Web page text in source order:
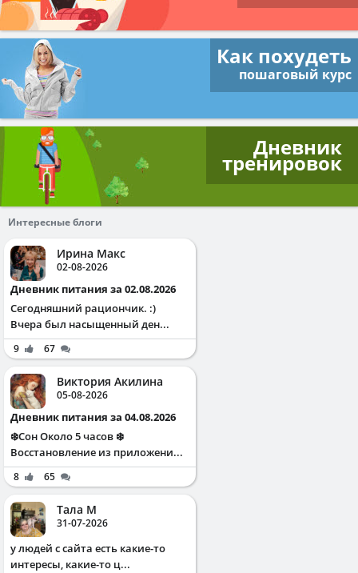
Как похудеть
пошаговый курс
Дневник
тренировок
Интересные блоги
Ирина Макс
02-08-2026
Дневник питания за 02.08.2026
Сегодняшний рациончик. :)
Вчера был насыщенный ден...
9 67
Виктория Акилина
05-08-2026
Дневник питания за 04.08.2026
❄️Сон Около 5 часов ❄️
Восстановление из приложени...
8 65
Тала М
31-07-2026
у людей с сайта есть какие-то
интересы, какие-то ц...